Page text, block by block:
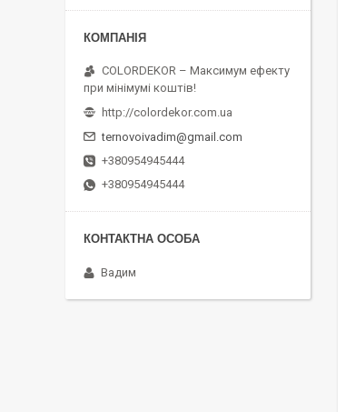
COLORDEKOR – Максимум ефекту
при мінімумі коштів!
http://colordekor.com.ua
ternovoivadim@gmail.com
+380954945444
+380954945444
Вадим